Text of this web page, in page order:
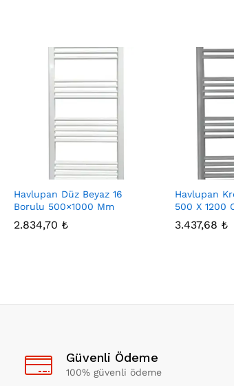
Havlupan Düz Beyaz 16
Borulu 500×1000 Mm
2.834,70 ₺
Havlupan
500 X 1200
3.437,68 ₺
Güvenli Ödeme
100% güvenli ödeme